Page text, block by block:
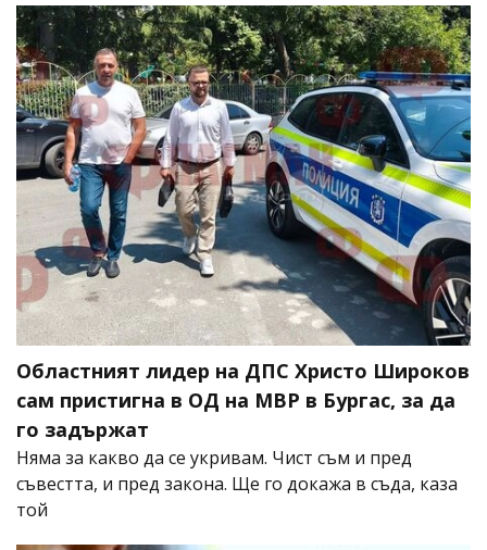
Областният лидер на ДПС Христо Широков
сам пристигна в ОД на МВР в Бургас, за да
го задържат
Няма за какво да се укривам. Чист съм и пред
съвестта, и пред закона. Ще го докажа в съда, каза
той